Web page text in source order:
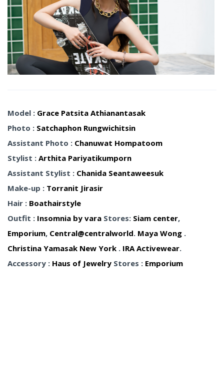
Model : Grace Patsita Athianantasak
Photo : Satchaphon Rungwichitsin
Assistant Photo : Chanuwat Hompatoom
Stylist : Arthita Pariyatikumporn
Assistant Stylist : Chanida Seantaweesuk
Make-up : Torranit Jirasir
Hair : Boathairstyle
Outfit : Insomnia by vara Stores: Siam center,
Emporium, Central@centralworld. Maya Wong .
Christina Yamasak New York . IRA Activewear.
Accessory : Haus of Jewelry Stores : Emporium